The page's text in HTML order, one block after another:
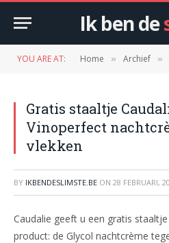
Ik ben de
YOU ARE AT: Home » Archief »
Gratis staaltje
Vinoperfect
vlekken
BY IKBENDESLIMSTE.BE ON 28 FEBRUARI,
Caudalie geeft u een gratis
product: de Glycol nachtcrème